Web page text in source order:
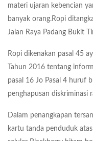
materi ujaran kebencian
banyak orang.Ropi
Jalan Raya Padang Bukit
Ropi dikenakan pasal 45
Tahun 2016 tentang
pasal 16 Jo Pasal 4 huruf
penghapusan diskriminasi
Dalam penangkapan
kartu tanda penduduk